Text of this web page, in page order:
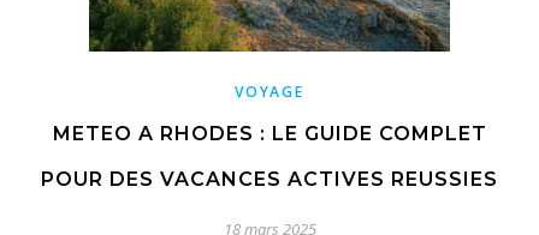
VOYAGE
METEO A RHODES : LE GUIDE COMPLET
POUR DES VACANCES ACTIVES REUSSIES
18 mars 2025